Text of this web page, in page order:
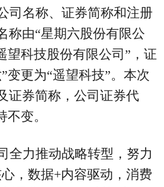
司名称、证券简称和注册
称由“星期六股份有限公
望科技股份有限公司”，证
变更为“遥望科技”。本次
证券简称，公司证券代
不变。
全力推动战略转型，努力
，数据+内容驱动，消费